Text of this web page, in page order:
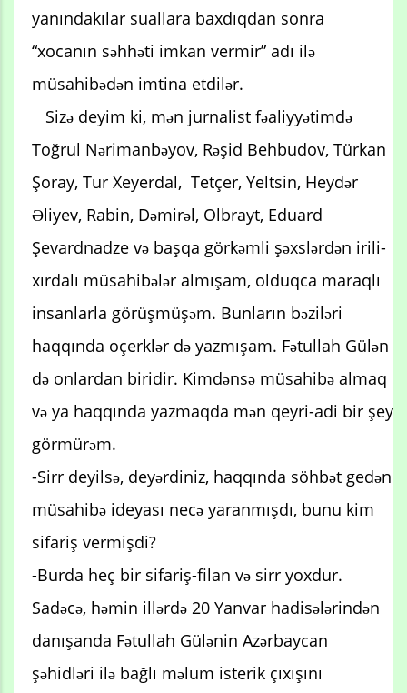
yanındakılar suallara baxdıqdan sonra
“xocanın səhhəti imkan vermir” adı ilə
müsahibədən imtina etdilər.
Sizə deyim ki, mən jurnalist fəaliyyətimdə
Toğrul Nərimanbəyov, Rəşid Behbudov, Türkan
Şoray, Tur Xeyerdal, Tetçer, Yeltsin, Heydər
Əliyev, Rabin, Dəmirəl, Olbrayt, Eduard
Şevardnadze və başqa görkəmli şəxslərdən irili-
xırdalı müsahibələr almışam, olduqca maraqlı
insanlarla görüşmüşəm. Bunların bəziləri
haqqında oçerklər də yazmışam. Fətullah Gülən
də onlardan biridir. Kimdənsə müsahibə almaq
və ya haqqında yazmaqda mən qeyri-adi bir şey
görmürəm.
-Sirr deyilsə, deyərdiniz, haqqında söhbət gedən
müsahibə ideyası necə yaranmışdı, bunu kim
sifariş vermişdi?
-Burda heç bir sifariş-filan və sirr yoxdur.
Sadəcə, həmin illərdə 20 Yanvar hadisələrindən
danışanda Fətullah Gülənin Azərbaycan
şəhidləri ilə bağlı məlum isterik çıxışını